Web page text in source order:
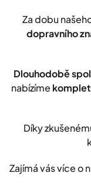
Za dobu
dopravního
Dlouhodobě
nabízíme
Díky
Zajímá vás více o